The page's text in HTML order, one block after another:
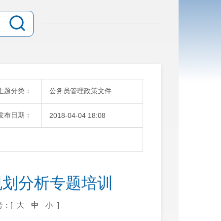
题分类： 公务员管理政策文件
布日期： 2018-04-04 18:08
分析专题培训
：[ 大 中 小 ]